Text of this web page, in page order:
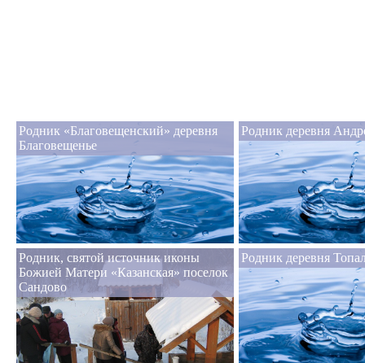
Родник «Благовещенский» деревня
Благовещенье
Родник деревня
Родник, святой источник иконы
Божией Матери «Казанская» поселок
Сандово
Родник деревня